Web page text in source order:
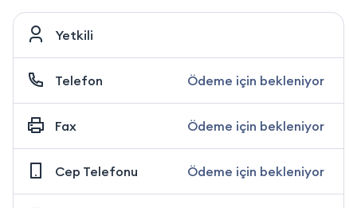
Yetkili
Telefon Ödeme için bekleniyor
Fax Ödeme için bekleniyor
Cep Telefonu Ödeme için bekleniyor